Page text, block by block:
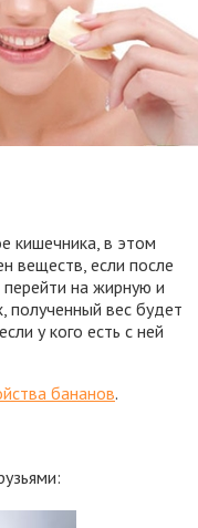
кишечника, в этом
веществ, если после
перейти на жирную и
полученный вес будет
у кого есть с ней
бананов.